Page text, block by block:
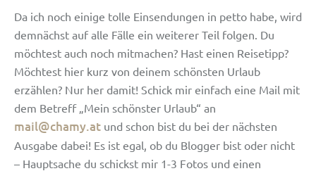
Da ich noch einige tolle Einsendungen in petto habe, wird
demnächst auf alle Fälle ein weiterer Teil folgen. Du
möchtest auch noch mitmachen? Hast einen Reisetipp?
Möchtest hier kurz von deinem schönsten Urlaub
erzählen? Nur her damit! Schick mir einfach eine Mail mit
dem Betreff „Mein schönster Urlaub“ an
mail@chamy.at und schon bist du bei der nächsten
Ausgabe dabei! Es ist egal, ob du Blogger bist oder nicht
– Hauptsache du schickst mir 1-3 Fotos und einen